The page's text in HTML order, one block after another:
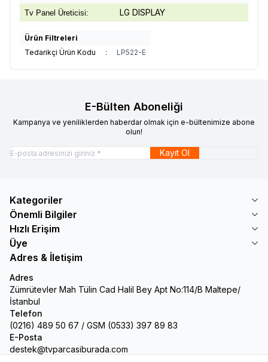
Tv Panel Üreticisi: LG DISPLAY
Ürün Filtreleri
Tedarikçi Ürün Kodu
: LP522-E
E-Bülten Aboneliği
Kampanya ve yeniliklerden haberdar olmak için e-bültenimize abone
olun!
Kayıt Ol
Kategoriler
Önemli Bilgiler
Hızlı Erişim
Üye
Adres & İletişim
Adres
Zümrütevler Mah Tülin Cad Halil Bey Apt No:114/B Maltepe/
İstanbul
Telefon
(0216) 489 50 67 / GSM (0533) 397 89 83
E-Posta
destek@tvparcasiburada.com